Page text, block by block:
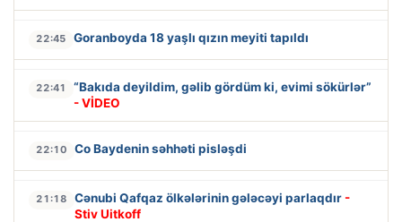
22:45 Goranboyda 18 yaşlı qızın meyiti tapıldı
22:41
“Bakıda deyildim, gəlib gördüm ki, evimi sökürlər”
- VİDEO
22:10 Co Baydenin səhhəti pisləşdi
21:18 Cənubi Qafqaz ölkələrinin gələcəyi parlaqdır -
Stiv Uitkoff